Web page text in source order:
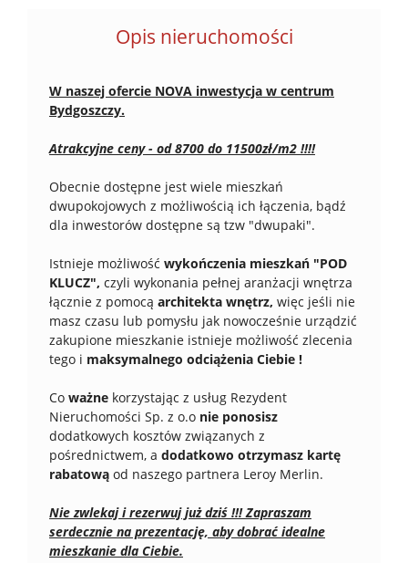
Opis nieruchomości
W naszej ofercie NOVA inwestycja w centrum
Bydgoszczy.
Atrakcyjne ceny - od 8700 do 11500zł/m2 !!!!
Obecnie dostępne jest wiele mieszkań
dwupokojowych z możliwością ich łączenia, bądź
dla inwestorów dostępne są tzw "dwupaki".
Istnieje możliwość wykończenia mieszkań "POD
KLUCZ", czyli wykonania pełnej aranżacji wnętrza
łącznie z pomocą architekta wnętrz, więc jeśli nie
masz czasu lub pomysłu jak nowocześnie urządzić
zakupione mieszkanie istnieje możliwość zlecenia
tego i maksymalnego odciążenia Ciebie !
Co ważne korzystając z usług Rezydent
Nieruchomości Sp. z o.o nie ponosisz
dodatkowych kosztów związanych z
pośrednictwem, a dodatkowo otrzymasz kartę
rabatową od naszego partnera Leroy Merlin.
Nie zwlekaj i rezerwuj już dziś !!! Zapraszam
serdecznie na prezentację, aby dobrać idealne
mieszkanie dla Ciebie.